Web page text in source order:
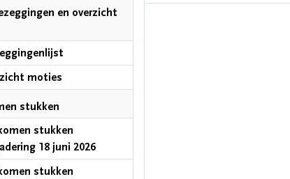
en overzicht
moties
stukken
stukken
18 juni 2026
stukken